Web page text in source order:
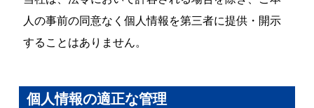
人の事前の同意なく個人情報を第三者に提供・開示
することはありません。
個人情報の適正な管理